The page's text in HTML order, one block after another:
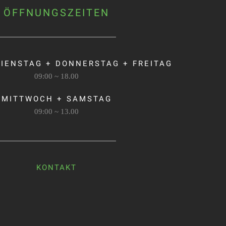
ÖFFNUNGSZEITEN
+ DONNERSTAG + FREITAG
09:00 ~ 18.00
MITTWOCH + SAMSTAG
09:00 ~ 13.00
KONTAKT